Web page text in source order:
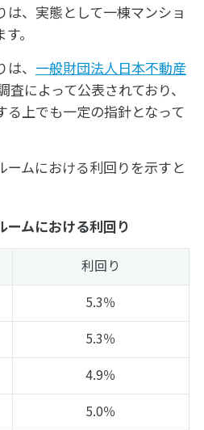
は、実態として一棟マンショ
。
、 一般財団法人日本不動産
査によって公表されており、
る上でも一定の指針となって
ームにおける利回りを示すと
ームにおける利回り
利回り
5.3％
5.3％
4.9％
5.0％